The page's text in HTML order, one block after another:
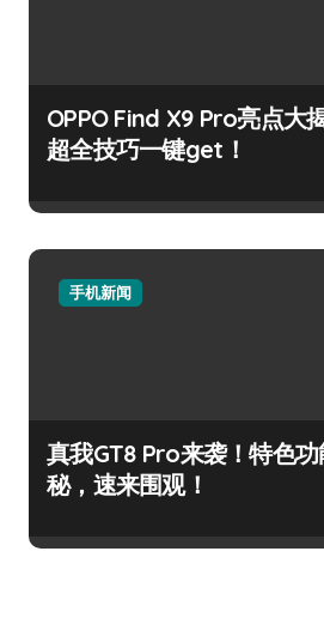
OPPO Find X9 Pro亮点大
超全技巧一键get！
手机新闻
真我GT8 Pro来袭！特色
秘，速来围观！